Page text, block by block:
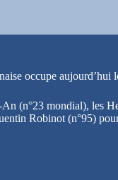
occupe
(n°23 mondial), les
Robinot (n°95)